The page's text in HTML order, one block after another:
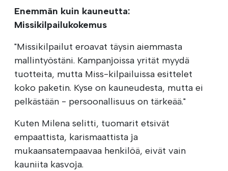
Enemmän kuin kauneutta:
Missikilpailukokemus
"Missikilpailut eroavat täysin aiemmasta
mallintyöstäni. Kampanjoissa yrität myydä
tuotteita, mutta Miss-kilpailuissa esittelet
koko paketin. Kyse on kauneudesta, mutta ei
pelkästään - persoonallisuus on tärkeää."
Kuten Milena selitti, tuomarit etsivät
empaattista, karismaattista ja
mukaansatempaavaa henkilöä, eivät vain
kauniita kasvoja.